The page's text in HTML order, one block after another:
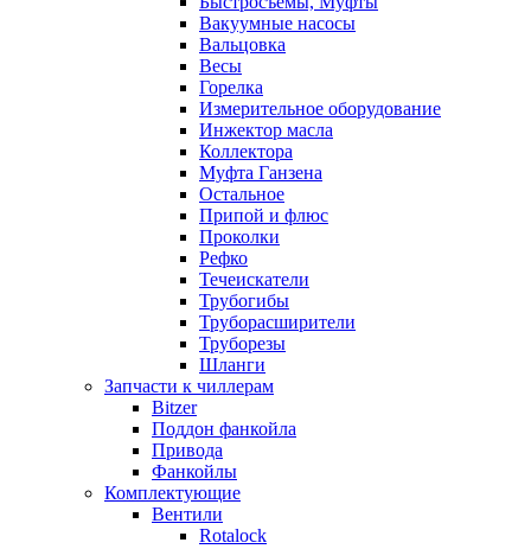
Вакуумные насосы
Вальцовка
Весы
Горелка
Измерительное оборудование
Инжектор масла
Коллектора
Муфта Ганзена
Остальное
Припой и флюс
Проколки
Рефко
Течеискатели
Трубогибы
Труборасширители
Труборезы
Шланги
Запчасти к чиллерам
Bitzer
Поддон фанкойла
Привода
Фанкойлы
Комплектующие
Вентили
Rotalock